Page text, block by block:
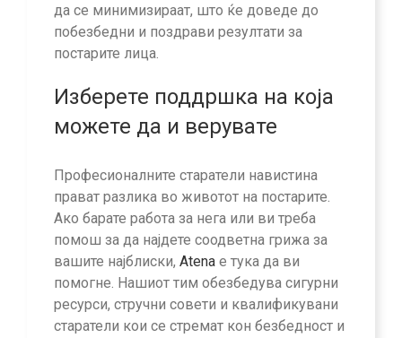
да се минимизираат, што ќе доведе до
побезбедни и поздрави резултати за
постарите лица.
Изберете поддршка на која
можете да и верувате
Професионалните старатели навистина
прават разлика во животот на постарите.
Ако барате работа за нега или ви треба
помош за да најдете соодветна грижа за
вашите најблиски, Atena е тука да ви
помогне. Нашиот тим обезбедува сигурни
ресурси, стручни совети и квалификувани
старатели кои се стремат кон безбедност и